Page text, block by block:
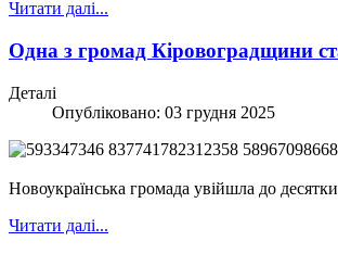
Читати далі...
Одна з громад Кіровоградщини
Деталі
Опубліковано: 03 грудня 2025
Новоукраїнська громада увійшла до
Читати далі...